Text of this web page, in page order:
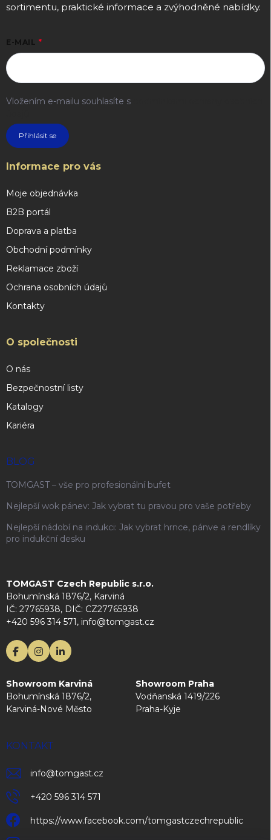
sortimentu, praktické informace a zvýhodněné nabídky.
E-MAIL
Vložením e-mailu souhlasíte s
Přihlásit se
Informace pro vás
Moje objednávka
B2B portál
Doprava a platba
Obchodní podmínky
Reklamace zboží
Ochrana osobních údajů
Kontakty
O společnosti
O nás
Bezpečnostní listy
Katalogy
Kariéra
BLOG
TOMGAST – vše pro profesionální bufet
Nejlepší wok pánev: Jak vybrat tu pravou pro vaše potřeby
Nejlepší nádobí na indukci: Jak vybrat hrnce, pánve a rendlíky
pro indukční desku
TOMGAST Czech Republic s.r.o.
Bohumínská 1876/2, Karviná
IČ: 27765938, DIČ: CZ27765938
+420 596 314 571, info@tomgast.cz
Showroom Karviná
Bohumínská 1876/2,
Karviná-Nové Město
Showroom Praha
Vodňanská 1419/226
Praha-Kyje
KONTAKT
info@tomgast.cz
+420 596 314 571
https://www.facebook.com/tomgastczechrepublic